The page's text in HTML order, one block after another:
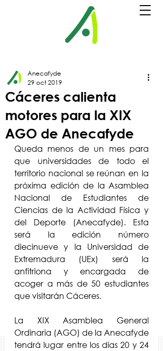
Cáceres calienta
motores para la XIX
AGO de Anecafyde
Anecafyde
29 oct 2019
Queda menos de un mes para
que universidades de todo el
territorio nacional se reúnan en la
próxima edición de la Asamblea
Nacional de Estudiantes de
Ciencias de la Actividad Física y
del Deporte (Anecafyde). Esta
será la edición número
diecinueve y la Universidad de
Extremadura (UEx) será la
anfitriona y encargada de
acoger a más de 50 estudiantes
que visitarán Cáceres.
La XIX Asamblea General
Ordinaria (AGO) de la Anecafyde
tendrá lugar entre los días 20 y 24